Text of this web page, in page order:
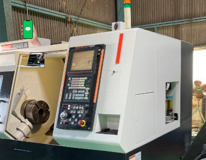
お見積り・査定は 無料
LINEで査定 （友だち追加）
買取フォームで査定
お電話でも受け付けております
0569-21-7375
平日9:00~17:00